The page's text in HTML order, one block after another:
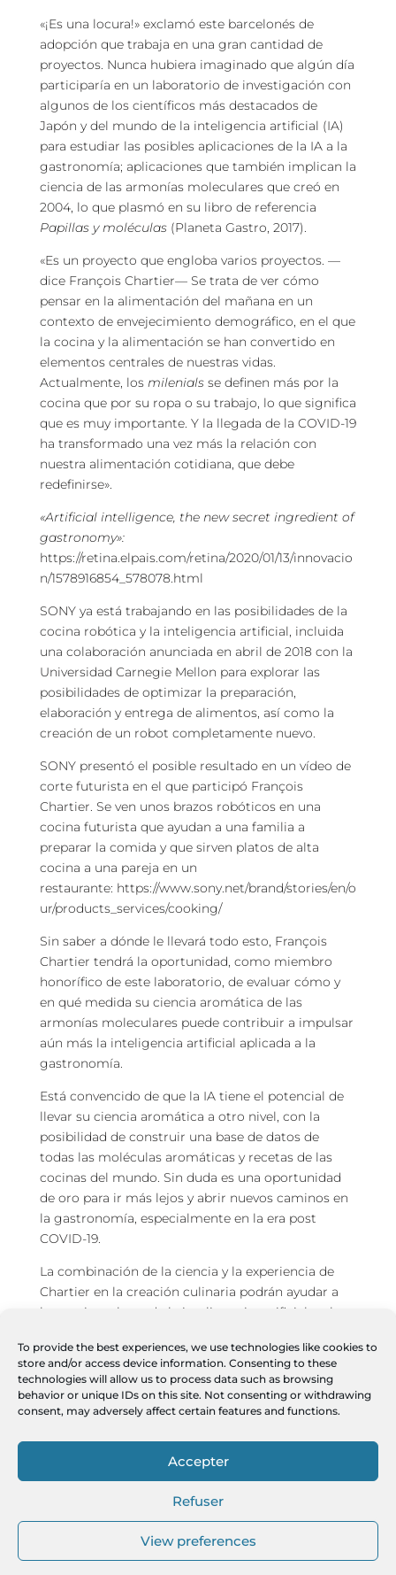
To provide the best experiences, we use technologies like cookies to
store and/or access device information. Consenting to these
technologies will allow us to process data such as browsing
behavior or unique IDs on this site. Not consenting or withdrawing
consent, may adversely affect certain features and functions.
Accepter
Refuser
View preferences
«¡Es una locura!» exclamó este barcelonés de
adopción que trabaja en una gran cantidad de
proyectos. Nunca hubiera imaginado que algún día
participaría en un laboratorio de investigación con
algunos de los científicos más destacados de
Japón y del mundo de la inteligencia artificial (IA)
para estudiar las posibles aplicaciones de la IA a la
gastronomía; aplicaciones que también implican la
ciencia de las armonías moleculares que creó en
2004, lo que plasmó en su libro de referencia
Papillas y moléculas(Planeta Gastro, 2017).
«Es un proyecto que engloba varios proyectos. —
dice François Chartier— Se trata de ver cómo
pensar en la alimentación del mañana en un
contexto de envejecimiento demográfico, en el que
la cocina y la alimentación se han convertido en
elementos centrales de nuestras vidas.
Actualmente, los milenialsse definen más por la
cocina que por su ropa o su trabajo, lo que significa
que es muy importante. Y la llegada de la COVID-19
ha transformado una vez más la relación con
nuestra alimentación cotidiana, que debe
redefinirse».
«Artificial intelligence, the new secret ingredient of
gastronomy»:
https://retina.elpais.com/retina/2020/01/13/innovacio
n/1578916854_578078.html
SONY ya está trabajando en las posibilidades de la
cocina robótica y la inteligencia artificial, incluida
una colaboración anunciada en abril de 2018 con la
Universidad Carnegie Mellon para explorar las
posibilidades de optimizar la preparación,
elaboración y entrega de alimentos, así como la
creación de un robot completamente nuevo.
SONY presentó el posible resultado en un vídeo de
corte futurista en el que participó François
Chartier. Se ven unos brazos robóticos en una
cocina futurista que ayudan a una familia a
preparar la comida y que sirven platos de alta
cocina a una pareja en un
restaurante: https://www.sony.net/brand/stories/en/o
ur/products_services/cooking/
Sin saber a dónde le llevará todo esto, François
Chartier tendrá la oportunidad, como miembro
honorífico de este laboratorio, de evaluar cómo y
en qué medida su ciencia aromática de las
armonías moleculares puede contribuir a impulsar
aún más la inteligencia artificial aplicada a la
gastronomía.
Está convencido de que la IA tiene el potencial de
llevar su ciencia aromática a otro nivel, con la
posibilidad de construir una base de datos de
todas las moléculas aromáticas y recetas de las
cocinas del mundo. Sin duda es una oportunidad
de oro para ir más lejos y abrir nuevos caminos en
la gastronomía, especialmente en la era post
COVID-19.
La combinación de la ciencia y la experiencia de
Chartier en la creación culinaria podrán ayudar a
humanizar el uso de la inteligencia artificial en la
Puede pensar, pero con una guía, para generar
respuestas. No tiene el amor que un cocinero tiene
por el producto. Gracias a mi experiencia, trataré
de añadir un poco de amor y emoción, para
pueden sentir en esos momentos de creatividad»,
b6a3-c5855cf49c9f__7C___0.html